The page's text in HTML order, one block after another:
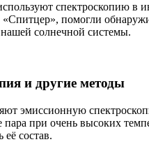
спектроскопию в
помогли
солнечной системы.
и другие методы
эмиссионную
при очень высоких
её состав.